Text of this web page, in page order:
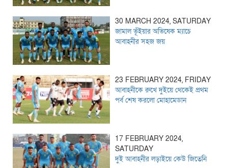
30 MARCH 2024, SATURDAY
জামাল ভূঁইয়ার অভিষেক ম্যাচে
আবাহনীর সহজ জয়
23 FEBRUARY 2024, FRIDAY
আবাহনীকে রুখে দুইয়ে থেকেই প্রথম
পর্ব শেষ করলো মোহামেডান
17 FEBRUARY 2024,
SATURDAY
দুই আবাহনীর লড়াইয়ে কেউ জিতেনি